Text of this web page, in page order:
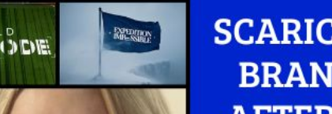
RICERCHE
PREVISIONI/SCENARI
NORMATIVE